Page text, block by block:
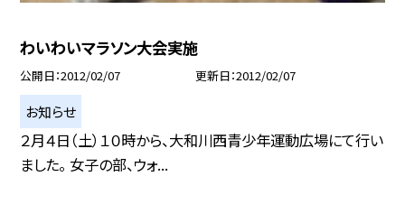
わいわいマラソン大会実施
公開日 2012/02/07 更新日 2012/02/07
お知らせ
２月４日（土）１０時から、大和川西青少年運動広場にて行い
ました。 女子の部、ウォ...